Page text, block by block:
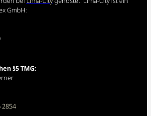
GmbH:
§5 TMG:
2854